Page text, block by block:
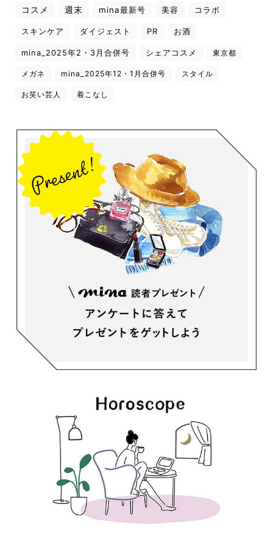
コスメ 週末 mina最新号 美容 コラボ
スキンケア ダイジェスト PR お酒
mina_2025年2・3月合併号 シェアコスメ 東京都
メガネ mina_2025年12・1月合併号 スタイル
お笑い芸人 着こなし